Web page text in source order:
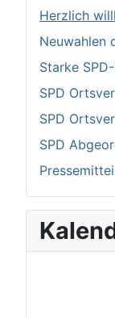
Herzlich
Neuwahlen
Starke
SPD
SPD
SPD